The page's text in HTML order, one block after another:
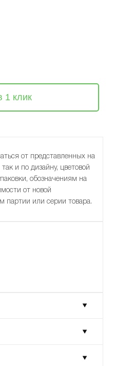
1 клик
от представленных на
и по дизайну, цветовой
обозначениям на
от новой
партии или серии товара.